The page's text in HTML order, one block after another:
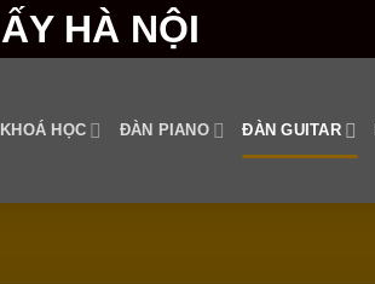
KHOÁ HỌC ĐÀN PIANO ĐÀN GUITAR